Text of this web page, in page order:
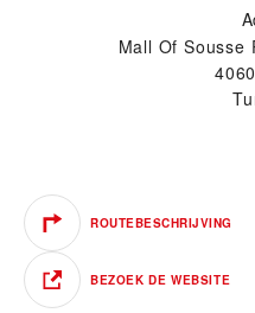
Mall Of Sousse
ROUTEBESCHRIJVING
BEZOEK DE WEBSITE